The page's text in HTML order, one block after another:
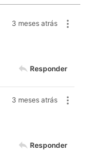
3 meses atrás
Responder
3 meses atrás
Responder